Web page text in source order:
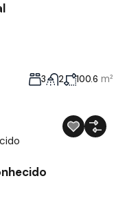
3 2 100.6 m²